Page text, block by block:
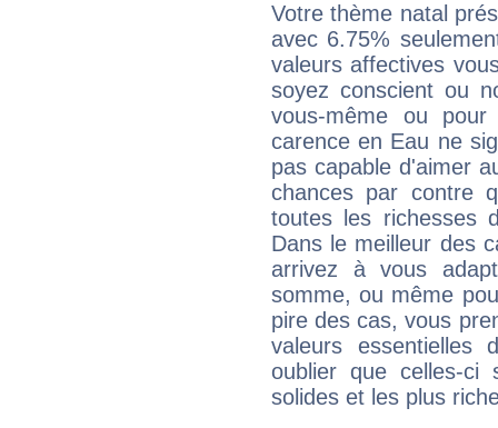
Votre thème natal
avec 6.75%
valeurs affectives
soyez conscient ou
vous-même ou
carence en Eau ne
pas capable d'aimer
chances par contre
toutes les richesses
Dans le meilleur des
arrivez à vous
somme, ou même
pire des cas, vous
valeurs
oublier que celles-
solides et les plus